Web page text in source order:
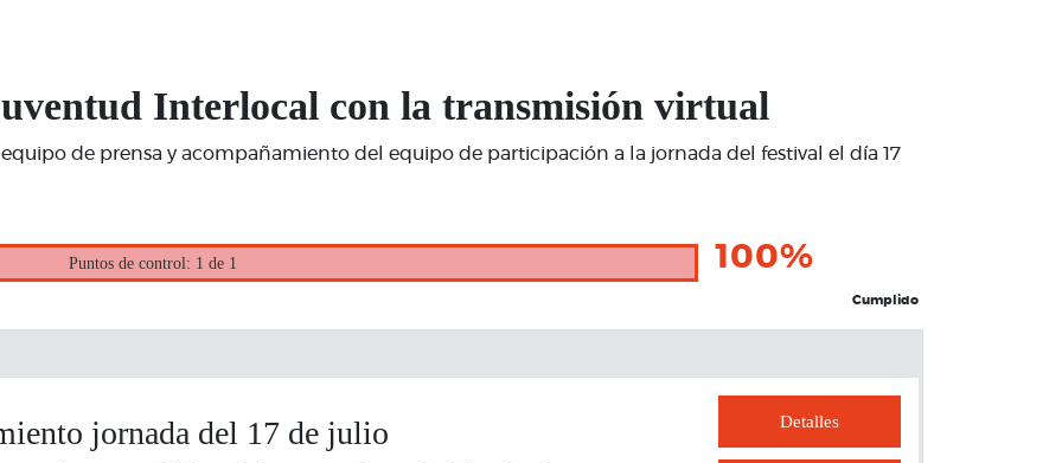
Interlocal con la transmisión virtual
de prensa y acompañamiento del equipo de participación a la jornada del festival el día 17
Puntos de control: 1 de 1 100%
Cumplido
jornada del 17 de julio Detalles